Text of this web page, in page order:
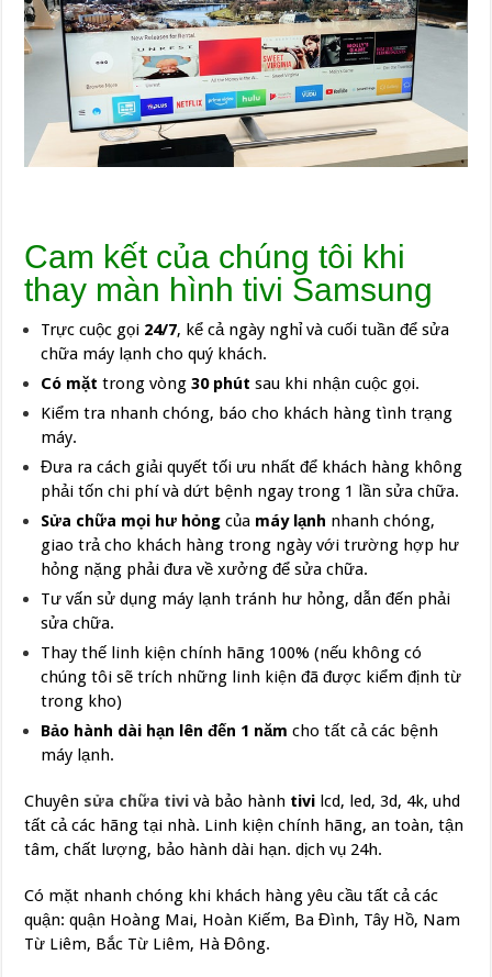
Cam kết của chúng tôi khi
thay màn hình tivi Samsung
Trực cuộc gọi 24/7, kể cả ngày nghỉ và cuối tuần để sửa
chữa máy lạnh cho quý khách.
Có mặt trong vòng30 phút sau khi nhận cuộc gọi.
Kiểm tra nhanh chóng, báo cho khách hàng tình trạng
máy.
Đưa ra cách giải quyết tối ưu nhất để khách hàng không
phải tốn chi phí và dứt bệnh ngay trong 1 lần sửa chữa.
Sửa chữa mọi hư hỏng của máy lạnh nhanh chóng,
giao trả cho khách hàng trong ngày với trường hợp hư
hỏng nặng phải đưa về xưởng để sửa chữa.
Tư vấn sử dụng máy lạnh tránh hư hỏng, dẫn đến phải
sửa chữa.
Thay thế linh kiện chính hãng 100% (nếu không có
chúng tôi sẽ trích những linh kiện đã được kiểm định từ
trong kho)
Bảo hành dài hạn lên đến 1 năm cho tất cả các bệnh
máy lạnh.
Chuyên sửa chữa tivi và bảo hành tivi lcd, led, 3d, 4k, uhd
tất cả các hãng tại nhà. Linh kiện chính hãng, an toàn, tận
tâm, chất lượng, bảo hành dài hạn. dịch vụ 24h.
Có mặt nhanh chóng khi khách hàng yêu cầu tất cả các
quận: quận Hoàng Mai, Hoàn Kiếm, Ba Đình, Tây Hồ, Nam
Từ Liêm, Bắc Từ Liêm, Hà Đông.